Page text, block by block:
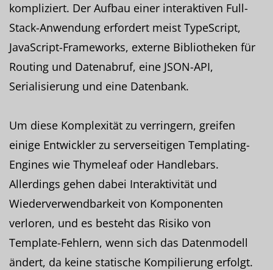
kompliziert. Der Aufbau einer interaktiven Full-
Stack-Anwendung erfordert meist TypeScript,
JavaScript-Frameworks, externe Bibliotheken für
Routing und Datenabruf, eine JSON-API,
Serialisierung und eine Datenbank.
Um diese Komplexität zu verringern, greifen
einige Entwickler zu serverseitigen Templating-
Engines wie Thymeleaf oder Handlebars.
Allerdings gehen dabei Interaktivität und
Wiederverwendbarkeit von Komponenten
verloren, und es besteht das Risiko von
Template-Fehlern, wenn sich das Datenmodell
ändert, da keine statische Kompilierung erfolgt.